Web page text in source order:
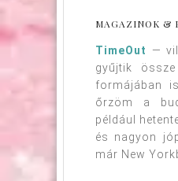
MAGAZINOK &
TimeOut
—
gyűjtik
formájában
őrzöm a
például
és nagyon
már New